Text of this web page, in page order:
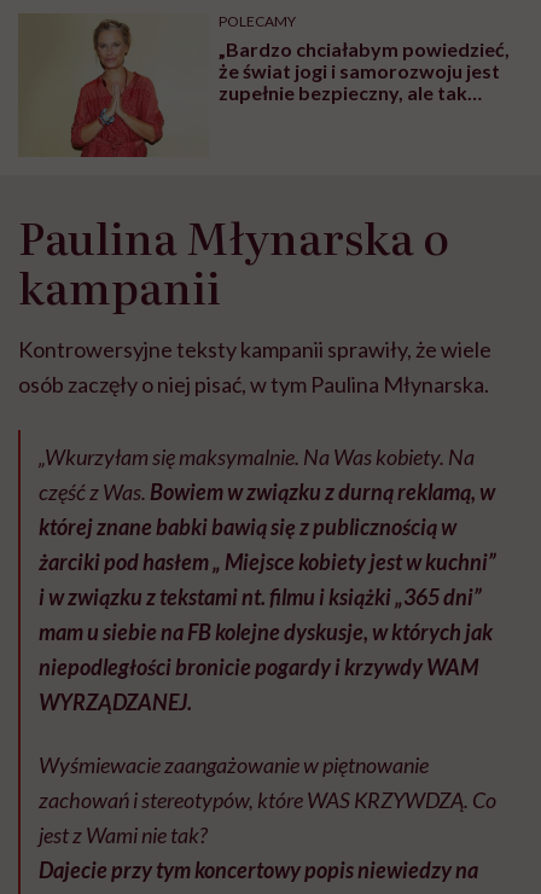
może chyba tylko
głupota i brak
wyobraźni"
pracy
POLECAMY
„Bardzo chciałabym powiedzieć,
że świat jogi i samorozwoju jest
zupełnie bezpieczny, ale tak
Paulina Młynarska o
kampanii
Kontrowersyjne teksty kampanii sprawiły, że wiele
osób zaczęły o niej pisać, w tym Paulina Młynarska.
„Wkurzyłam się maksymalnie. Na Was kobiety. Na
część z Was. Bowiem w związku z durną reklamą, w
której znane babki bawią się z publicznością w
żarciki pod hasłem „ Miejsce kobiety jest w kuchni”
i w związku z tekstami nt. filmu i książki „365 dni”
mam u siebie na FB kolejne dyskusje, w których jak
niepodległości bronicie pogardy i krzywdy WAM
WYRZĄDZANEJ.
Wyśmiewacie zaangażowanie w piętnowanie
zachowań i stereotypów, które WAS KRZYWDZĄ. Co
jest z Wami nie tak?
Dajecie przy tym koncertowy popis niewiedzy na